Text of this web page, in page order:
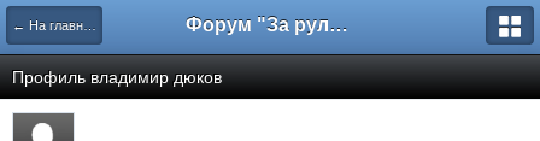
← На главную Форум "За рулем"
Профиль владимир дюков